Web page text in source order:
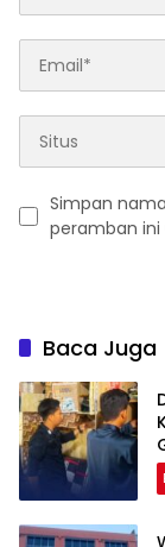
Simpan
peramban
Baca Juga